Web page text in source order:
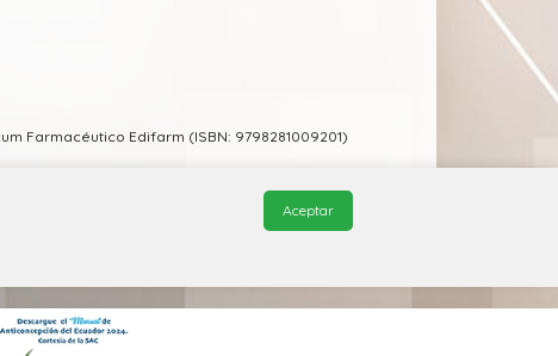
Farmacéutico Edifarm (ISBN: 9798281009201)
© 2026, QuickMed de
Aceptar